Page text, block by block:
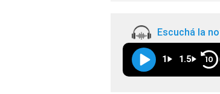
Escuchá la
1 1.5 10